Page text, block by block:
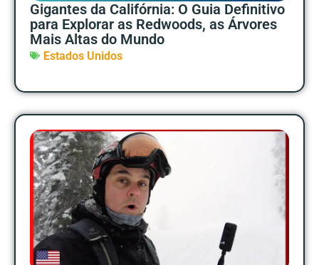
Gigantes da Califórnia: O Guia Definitivo
para Explorar as Redwoods, as Árvores
Mais Altas do Mundo
Estados Unidos